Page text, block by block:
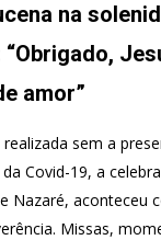
na
amor”
realizada sem a
Covid-19, a
Nazaré, aconteceu
Missas,